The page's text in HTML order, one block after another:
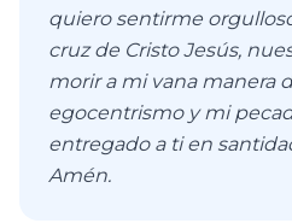
quiero sentirme
cruz de Cristo Jesús,
morir a mi vana manera
egocentrismo y mi
entregado a ti en
Amén.